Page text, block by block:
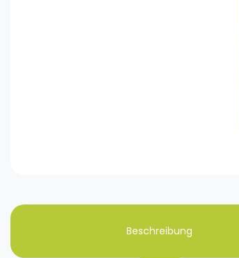
Beschreibung